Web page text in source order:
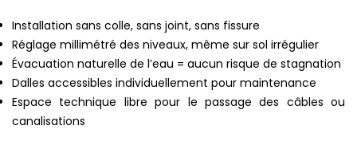
Installation sans colle, sans joint, sans fissure
Réglage millimétré des niveaux, même sur sol irrégulier
Évacuation naturelle de l’eau = aucun risque de stagnation
Dalles accessibles individuellement pour maintenance
Espace technique libre pour le passage des câbles ou
canalisations